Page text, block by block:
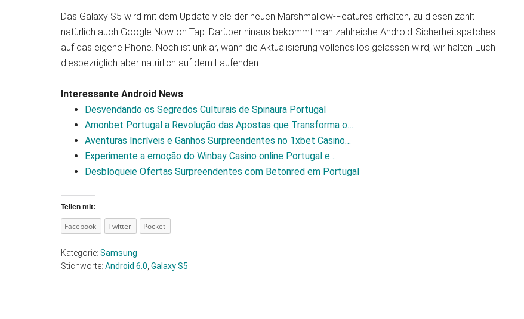
Das Galaxy S5 wird mit dem Update viele der neuen Marshmallow-Features erhalten, zu diesen zählt
natürlich auch Google Now on Tap. Darüber hinaus bekommt man zahlreiche Android-Sicherheitspatches
auf das eigene Phone. Noch ist unklar, wann die Aktualisierung vollends los gelassen wird, wir halten Euch
diesbezüglich aber natürlich auf dem Laufenden.
Interessante Android News
Desvendando os Segredos Culturais de Spinaura Portugal
Amonbet Portugal a Revolução das Apostas que Transforma o…
Aventuras Incríveis e Ganhos Surpreendentes no 1xbet Casino…
Experimente a emoção do Winbay Casino online Portugal e…
Desbloqueie Ofertas Surpreendentes com Betonred em Portugal
Teilen mit:
Facebook Twitter Pocket
Kategorie: Samsung
Stichworte: Android 6.0 Galaxy S5